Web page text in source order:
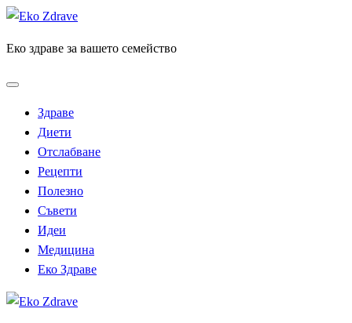
Skip
content
Еко здраве за вашето семейство
Здраве
Диети
Отслабване
Рецепти
Полезно
Съвети
Идеи
Медицина
Еко Здраве